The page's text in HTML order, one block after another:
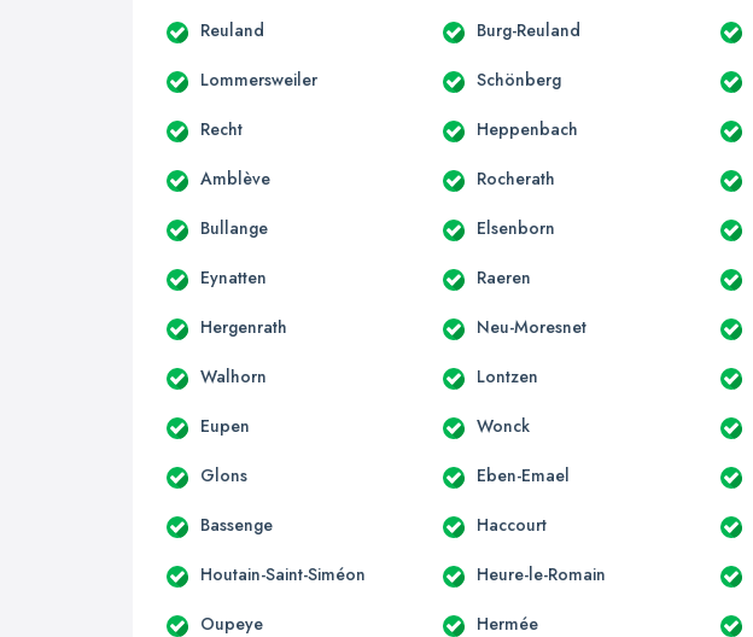
Reuland Burg-Reuland
Lommersweiler Schönberg
Recht Heppenbach
Amblève Rocherath
Bullange Elsenborn
Eynatten Raeren
Hergenrath Neu-Moresnet
Walhorn Lontzen
Eupen Wonck
Glons Eben-Emael
Bassenge Haccourt
Houtain-Saint-Siméon Heure-le-Romain
Oupeye Hermée